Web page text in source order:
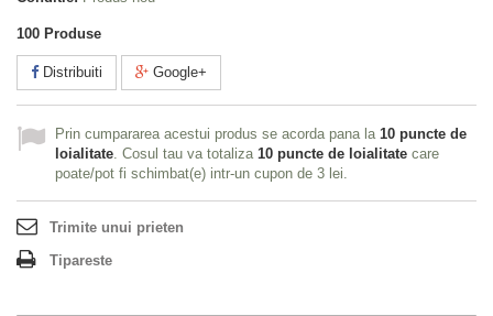
100 Produse
Distribuiti Google+
Prin cumpararea acestui produs se acorda pana la 10 puncte de
loialitate . Cosul tau va totaliza 10 puncte de loialitate care
poate/pot fi schimbat(e) intr-un cupon de 3 lei
Trimite unui prieten
Tipareste